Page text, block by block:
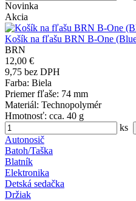
Novinka
Akcia
Košík na fľašu BRN B-One
BRN
12,00 €
9,75 bez DPH
Farba: Biela
Priemer fľaše: 74 mm
Materiál: Technopolymér
Hmotnosť: cca. 40 g
ks
Autonosič
Batoh/Taška
Blatník
Elektronika
Detská sedačka
Držiak